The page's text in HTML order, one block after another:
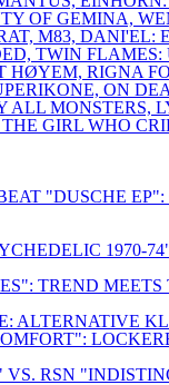
OF GEMINA,
M83, DANI'EL:
TWIN
RIGNA
ON
ALL
GIRL WHO
"DUSCHE
1970-
TREND MEETS
ALTERNATIVE
RSN